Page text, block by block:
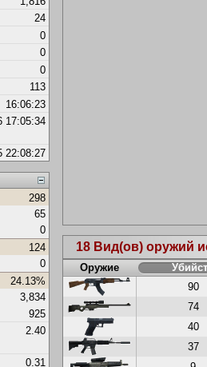
24
0
0
0
113
16:06:23
17:05:34
22:08:27
298
65
0
124
0
24.13%
3,834
925
2.40
0.31
18 Вид(ов) оружий
Оружие
90
74
40
37